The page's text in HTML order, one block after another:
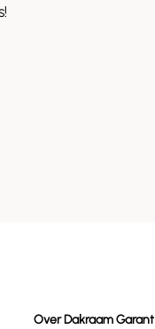
Over Dakraam Garant